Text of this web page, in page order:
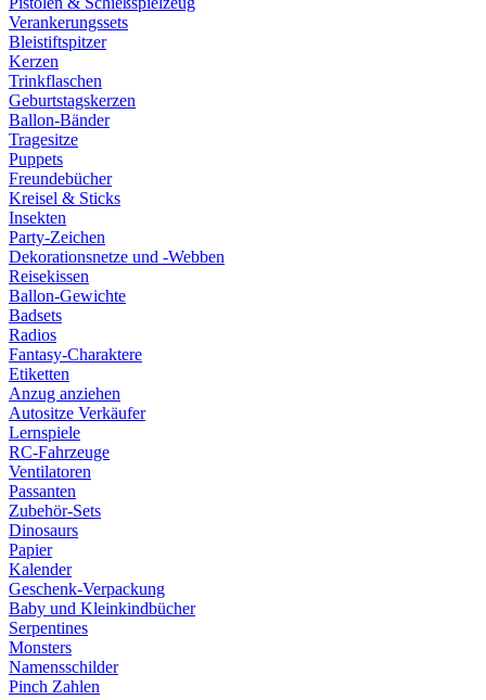
Verankerungssets
Bleistiftspitzer
Kerzen
Trinkflaschen
Geburtstagskerzen
Ballon-Bänder
Tragesitze
Puppets
Freundebücher
Kreisel & Sticks
Insekten
Party-Zeichen
Dekorationsnetze und -Webben
Reisekissen
Ballon-Gewichte
Badsets
Radios
Fantasy-Charaktere
Etiketten
Anzug anziehen
Autositze Verkäufer
Lernspiele
RC-Fahrzeuge
Ventilatoren
Passanten
Zubehör-Sets
Dinosaurs
Papier
Kalender
Geschenk-Verpackung
Baby und Kleinkindbücher
Serpentines
Monsters
Namensschilder
Pinch Zahlen